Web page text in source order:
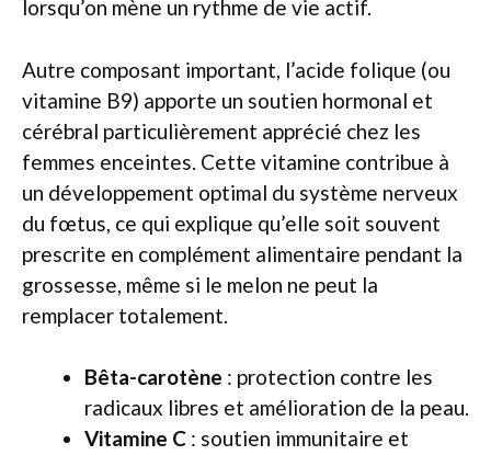
lorsqu’on mène un rythme de vie actif.
Autre composant important, l’acide folique (ou
vitamine B9) apporte un soutien hormonal et
cérébral particulièrement apprécié chez les
femmes enceintes. Cette vitamine contribue à
un développement optimal du système nerveux
du fœtus, ce qui explique qu’elle soit souvent
prescrite en complément alimentaire pendant la
grossesse, même si le melon ne peut la
remplacer totalement.
Bêta-carotène : protection contre les
radicaux libres et amélioration de la peau.
Vitamine C : soutien immunitaire et